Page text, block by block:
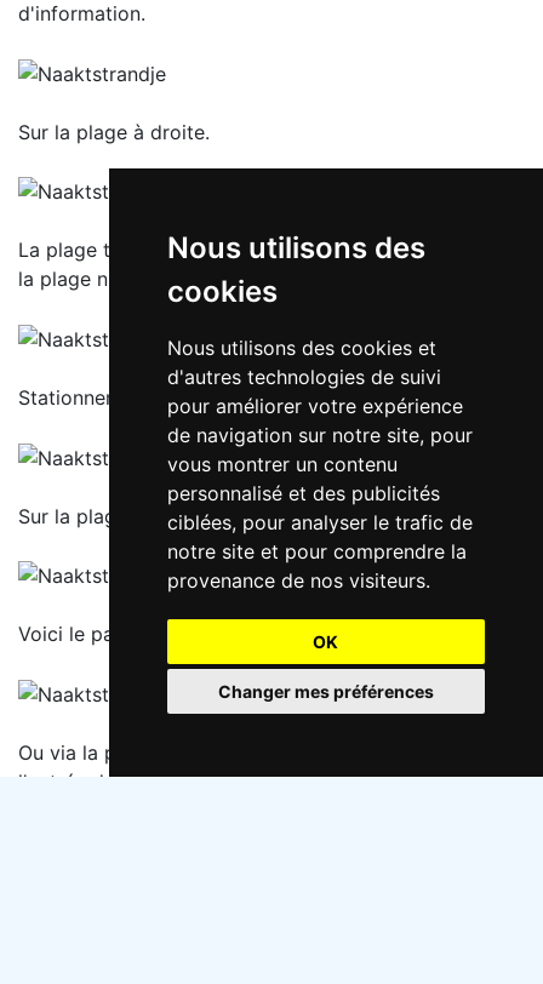
Nous utilisons des
cookies
Nous utilisons des cookies et
d'autres technologies de suivi
pour améliorer votre expérience
de navigation sur notre site, pour
vous montrer un contenu
personnalisé et des publicités
ciblées, pour analyser le trafic de
notre site et pour comprendre la
provenance de nos visiteurs.
OK
Changer mes préférences
d'information.
Sur la plage à droite.
La plage textile vers Noordwijk.Via Noordwijk jusqu'à
la plage nudiste.
Stationnement payant sur Wantveld à Noordwijk.
Sur la plage via l'entrée de la plage 21.
Voici le pavillon de plage Koele Costa
Ou via la piste cyclable derrière et sur la plage via
l'entrée de la plage 22.